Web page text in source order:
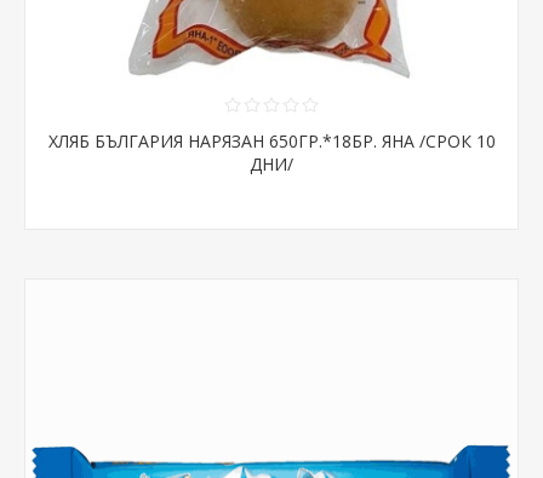
ХЛЯБ БЪЛГАРИЯ НАРЯЗАН 650ГР.*18БР. ЯНА /СРОК 10
ДНИ/